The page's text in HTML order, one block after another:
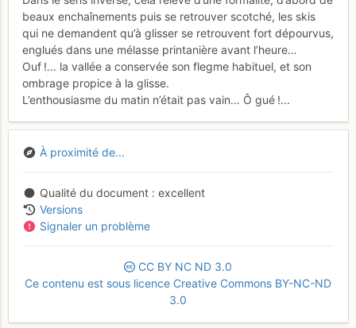
beaux enchaînements puis se retrouver scotché, les skis
qui ne demandent qu’à glisser se retrouvent fort dépourvus,
englués dans une mélasse printanière avant l’heure…
Ouf !... la vallée a conservée son flegme habituel, et son
ombrage propice à la glisse.
L’enthousiasme du matin n’était pas vain… Ô gué !...
À proximité de...
Qualité du document
excellent
Versions
Signaler un problème
CC BY NC ND 3.0
Ce contenu est sous licence Creative Commons BY-NC-ND
3.0